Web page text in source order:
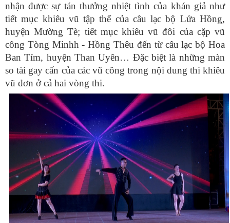
nhận được sự tán thưởng nhiệt tình của khán giả như
tiết mục khiêu vũ tập thể của câu lạc bộ Lửa Hồng,
huyện Mường Tè; tiết mục khiêu vũ đôi của cặp vũ
công Tòng Minhh - Hồng Thêu đến từ câu lạc bộ Hoa
Ban Tím, huyện Than Uyên… Đặc biệt là những màn
so tài gay cấn của các vũ công trong nội dung thi khiêu
vũ đơn ở cả hai vòng thi.